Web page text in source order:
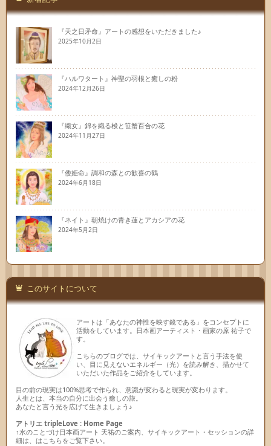
『天之日矛命』アートの感想をいただきました♪
2025年10月2日
『ハルワタート』神聖の羽根と癒しの粉
2024年12月26日
『織女』錦を織る梭と笹蟹百合の花
2024年11月27日
『倭姫命』調和の森との歓喜の鶴
2024年6月18日
『ネイト』朝焼けの青き蓮とアカシアの花
2024年5月2日
このサイトについて
アートは「あなたの神性を映す鏡である」をコンセプトに
活動をしています。日本画アーティスト・画家の原 祐子で
す。
こちらのブログでは、サイキックアートと言う手法を使
い、目に見えないエネルギー（光）を読み解き、描かせて
いただいた作品をご紹介をしています。
目の前の現実は100%思考で作られ、意識が変わると現実が変わります。
人生とは、本当の自分に出会う癒しの旅。
あなたと言う光を広げて生きましょう♪
アトリエ tripleLove : Home Page
↑水のことづけ日本画アート 天祐のご案内、サイキックアート・セッションの詳
細は、はこちらをご覧下さい。